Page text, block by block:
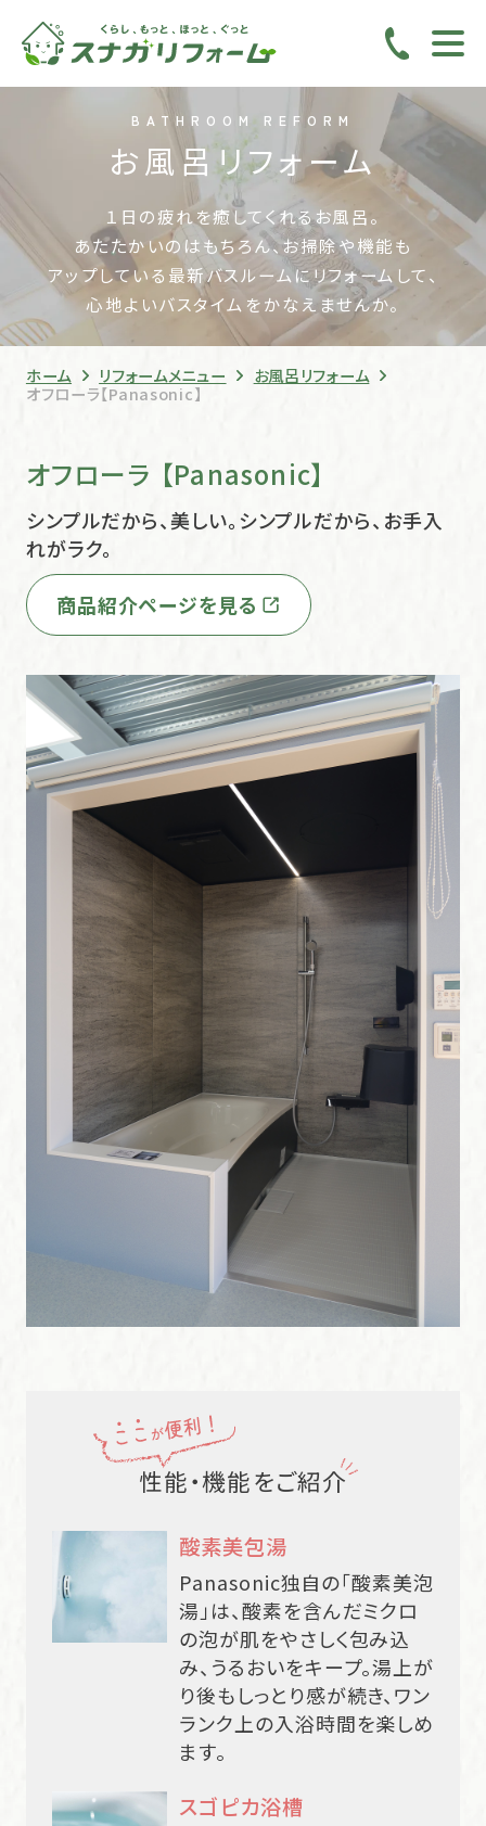
BATHROOM REFORM
お風呂リフォーム
１日の疲れを癒してくれるお風呂。
あたたかいのはもちろん、お掃除や機能も
アップしている 最新バスルームにリフォームして、
心地よいバスタイムをかなえませんか。
ホーム リフォームメニュー
お風呂リフォーム
オフローラ【Panasonic】
オフローラ 【Panasonic】
商品紹介ページを見る
シンプルだから、美しい。シンプルだから、お手入
れがラク。
性能・機能をご紹介
酸素美包湯
Panasonic独自の「酸素美泡
湯」は、酸素を含んだミクロ
の泡が肌をやさしく包み込
み、うるおいをキープ。湯上が
り後もしっとり感が続き、ワン
ランク上の入浴時間を楽しめ
ます。
スゴピカ浴槽